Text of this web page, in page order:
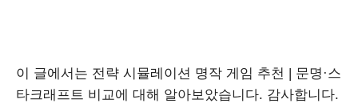
이 글에서는 전략 시뮬레이션 명작 게임 추천 | 문명·스
타크래프트 비교에 대해 알아보았습니다. 감사합니다.